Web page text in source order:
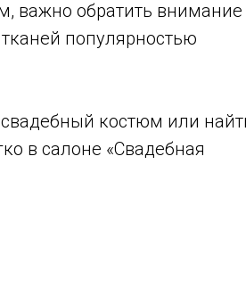
важно обратить внимание
популярностью
костюм или
в салоне «Свадебная